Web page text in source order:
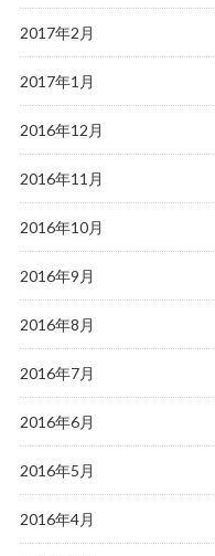
2017年2月
2017年1月
2016年12月
2016年11月
2016年10月
2016年9月
2016年8月
2016年7月
2016年6月
2016年5月
2016年4月